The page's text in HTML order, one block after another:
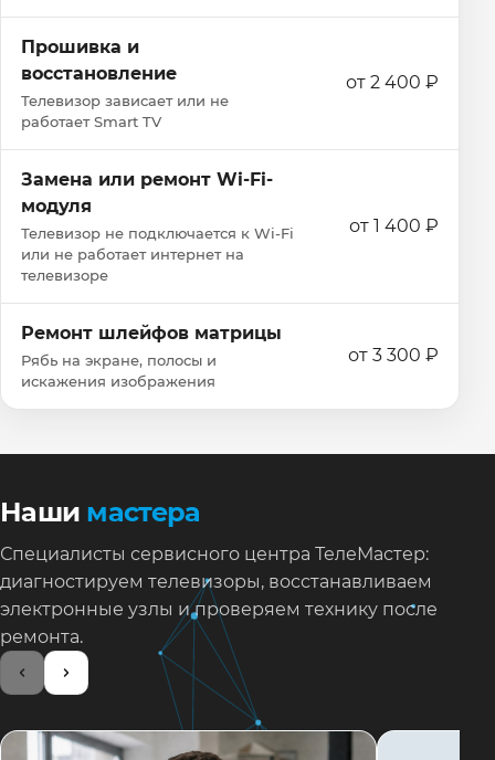
Прошивка и
восстановление
Телевизор зависает или не
работает Smart TV
от 2 400 ₽
Замена или ремонт Wi‑Fi-
модуля
Телевизор не подключается к Wi‑Fi
или не работает интернет на
телевизоре
от 1 400 ₽
Ремонт шлейфов матрицы
Рябь на экране, полосы и
искажения изображения
от 3 300 ₽
Наши мастера
Специалисты сервисного центра ТелеМастер:
диагностируем телевизоры, восстанавливаем
электронные узлы и проверяем технику после
ремонта.